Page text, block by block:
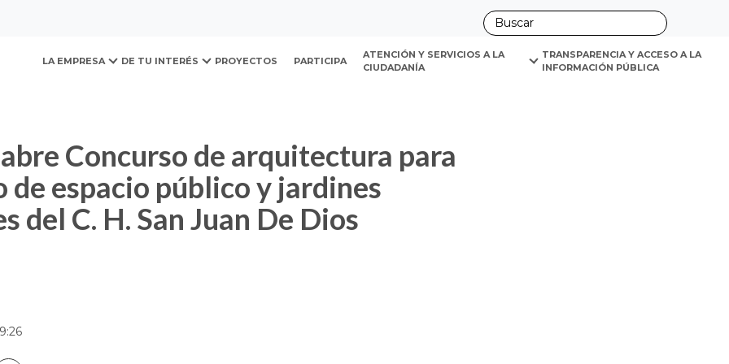
LA EMPRESA DE TU INTERÉS PROYECTOS PARTICIPA
ATENCIÓN Y SERVICIOS A LA
CIUDADANÍA
TRANSPARENCIA Y ACCESO A LA
INFORMACIÓN PÚBLICA
de arquitectura para el diseño de espacio público y jardines interiores del C. H. San Juan De Dios
de espacio público y jardines
del C. H. San Juan De Dios